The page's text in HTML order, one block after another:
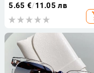
за шофиране Мъже Жени
шофиране
5.65 €/11.05 лв